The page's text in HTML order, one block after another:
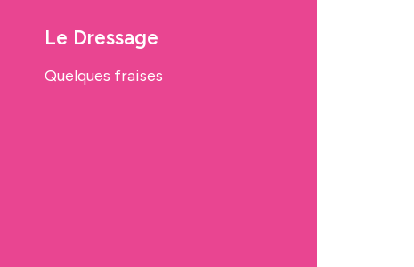
Le Dressage
Quelques fraises